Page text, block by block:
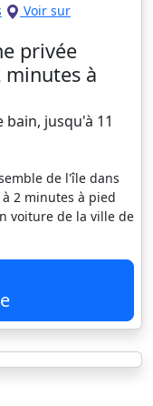
Voir sur
privée
à
bain, jusqu'à 11
de l'île dans
2 minutes à pied
voiture de la ville de